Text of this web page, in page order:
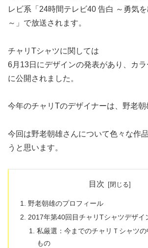
レビ系「24時間テレビ40 告白 ～勇気
～」で放送されます。
チャリTシャツに関しては
6月13日にデザインの発表があり、カラ
に公開されました。
今年のチャリTのデザイナーは、野老朝
今回は野老朝雄さんについて色々な作
うと思います。
目次
野老朝雄のプロフィール
2017年第40回目チャリTシャツデザイ
私厳選：今までのチャリＴシャツ
もの